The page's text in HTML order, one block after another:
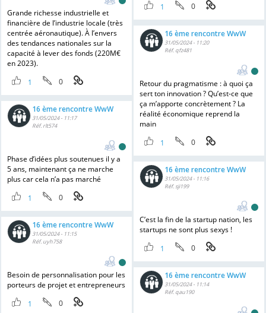
1 0
Grande richesse industrielle et
financière de l’industrie locale (très
centrée aéronautique). À l’envers
des tendances nationales sur la
capacité à lever des fonds (220M€
en 2023).
1
0
16 ème rencontre WwW
31/05/2024 - 11:20
Réf. qfz481
Retour du pragmatisme : à quoi ça
sert ton innovation ? Qu’est-ce que
ça m’apporte concrètement ? La
réalité économique reprend la
main
1
0
16 ème rencontre WwW
31/05/2024 - 11:17
Réf. rlt574
Phase d’idées plus soutenues il y a
5 ans, maintenant ça ne marche
plus car cela n’a pas marché
1
0
16 ème rencontre WwW
31/05/2024 - 11:16
Réf. sji199
C’est la fin de la startup nation, les
startups ne sont plus sexys !
1
0
16 ème rencontre WwW
31/05/2024 - 11:15
Réf. uyh758
Besoin de personnalisation pour les
porteurs de projet et entrepreneurs
1
0
16 ème rencontre WwW
31/05/2024 - 11:14
Réf. qau190